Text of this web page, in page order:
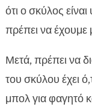
ότι ο σκύλος είναι
πρέπει να έχουμε
Μετά, πρέπει να
του σκύλου έχει
μπολ για φαγητό